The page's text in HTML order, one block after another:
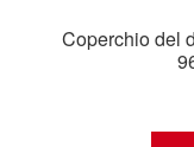
Coperchio del